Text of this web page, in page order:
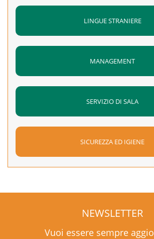
LINGUE STRANIERE
MANAGEMENT
SERVIZIO DI SALA
SICUREZZA ED IGIENE
NEWSLETTER
Vuoi essere sempre